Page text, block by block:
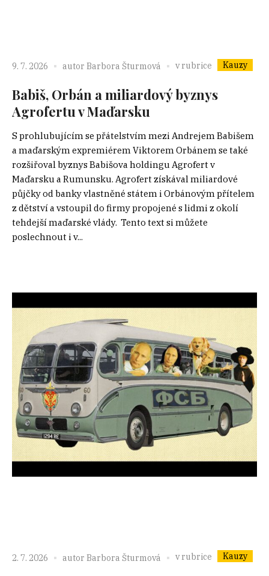
9. 7. 2026 autor Barbora Šturmová v rubrice Kauzy
Babiš, Orbán a miliardový byznys
Agrofertu v Maďarsku
S prohlubujícím se přátelstvím mezi Andrejem Babišem
a maďarským expremiérem Viktorem Orbánem se také
rozšiřoval byznys Babišova holdingu Agrofert v
Maďarsku a Rumunsku. Agrofert získával miliardové
půjčky od banky vlastněné státem i Orbánovým přítelem
z dětství a vstoupil do firmy propojené s lidmi z okolí
tehdejší maďarské vlády. Tento text si můžete
poslechnout i v...
2. 7. 2026 autor Barbora Šturmová v rubrice Kauzy